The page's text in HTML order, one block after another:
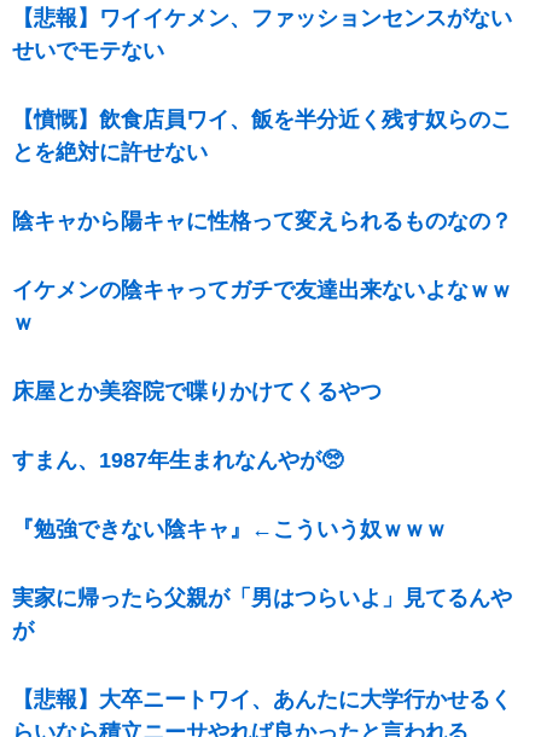
【悲報】ワイイケメン、ファッションセンスがない
せいでモテない
【憤慨】飲食店員ワイ、飯を半分近く残す奴らのこ
とを絶対に許せない
陰キャから陽キャに性格って変えられるものなの？
イケメンの陰キャってガチで友達出来ないよなｗｗ
ｗ
床屋とか美容院で喋りかけてくるやつ
すまん、1987年生まれなんやが🥺
『勉強できない陰キャ』←こういう奴ｗｗｗ
実家に帰ったら父親が「男はつらいよ」見てるんや
が
【悲報】大卒ニートワイ、あんたに大学行かせるく
らいなら積立ニーサやれば良かったと言われる